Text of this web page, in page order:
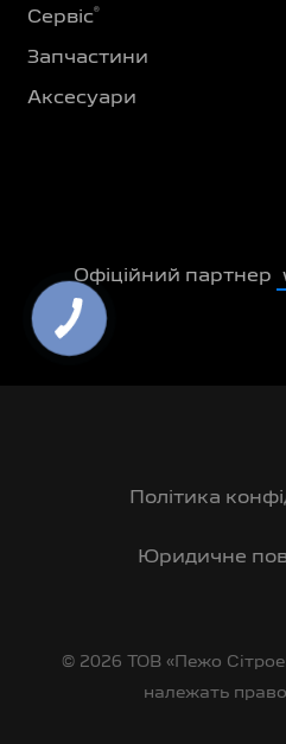
Сервіс®
Запчастини
Аксесуари
Офіційний партнер
Політика
Юридичне
© 2026 ТОВ «Пежо
належать